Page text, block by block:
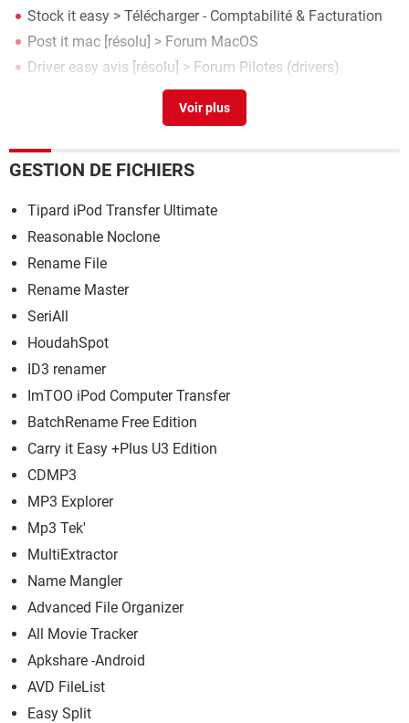
Stock it easy > Télécharger - Comptabilité & Facturation
Post it mac [résolu] > Forum MacOS
Driver easy avis [résolu] > Forum Pilotes (drivers)
GESTION DE FICHIERS
Tipard iPod Transfer Ultimate
Reasonable Noclone
Rename File
Rename Master
SeriAll
HoudahSpot
ID3 renamer
ImTOO iPod Computer Transfer
BatchRename Free Edition
Carry it Easy +Plus U3 Edition
CDMP3
MP3 Explorer
Mp3 Tek'
MultiExtractor
Name Mangler
Advanced File Organizer
All Movie Tracker
Apkshare -Android
AVD FileList
Easy Split